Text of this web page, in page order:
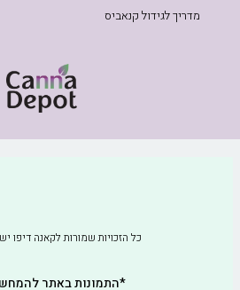
מדריך לגידול קנאביס
כל הזכויות שמורות לקאנה דיפו ישראל
*התמונות באתר